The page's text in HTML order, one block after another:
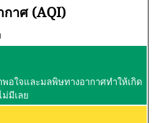
าศ (AQI)
อใจและมลพิษทางอากาศทำให้เกิด
ม่มีเลย